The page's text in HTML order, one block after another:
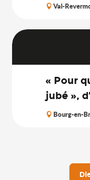
Val-
« Pour
jubé »,
Bourg-en-